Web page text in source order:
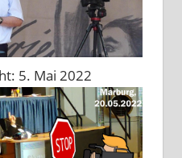
5. Mai 2022